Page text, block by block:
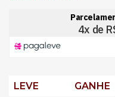
LEVE GANHE